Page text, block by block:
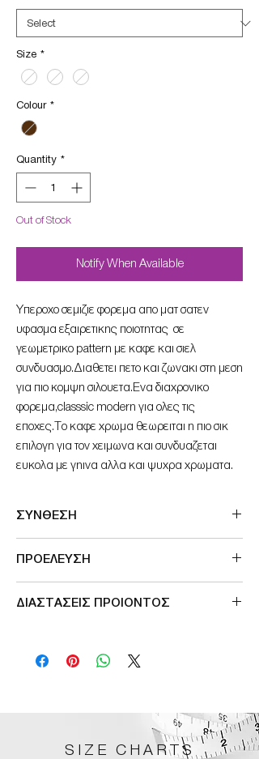
Size *
Colour *
Quantity *
Out of Stock
Notify When Available
Υπεροχο σεμιζιε φορεμα απο ματ σατεν
υφασμα εξαιρετικης ποιοτητας σε
γεωμετρικο pattern με καφε και σιελ
συνδυασμο.Διαθετει πετο και ζωνακι στη μεση
για πιο κομψη σιλουετα.Ενα διαχρονικο
φορεμα,classsic modern για ολες τις
εποχες.Το καφε χρωμα θεωρειται η πιο σικ
επιλογη για τον χειμωνα και συνδυαζεται
ευκολα με γηινα αλλα και ψυχρα χρωματα.
ΣΥΝΘΕΣΗ
ΠΡΟΕΛΕΥΣΗ
ΔΙΑΣΤΑΣΕΙΣ ΠΡΟΙΟΝΤΟΣ
118 cm
124 cm
SIZE CHARTS